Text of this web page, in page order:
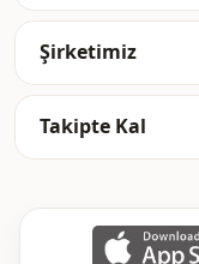
Kullanim
Kullanim
Şirketimiz
Takipte Kal